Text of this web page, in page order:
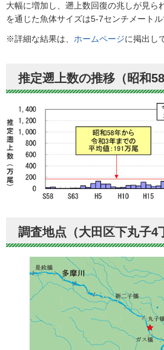
大幅に増加し、遡上数回復の兆しが見ら
を通じた魚体サイズは5-7センチメートル
※詳細な結果は、 ホームページに掲出し
推定遡上数の推移（昭和
調査地点（大田区下丸子4